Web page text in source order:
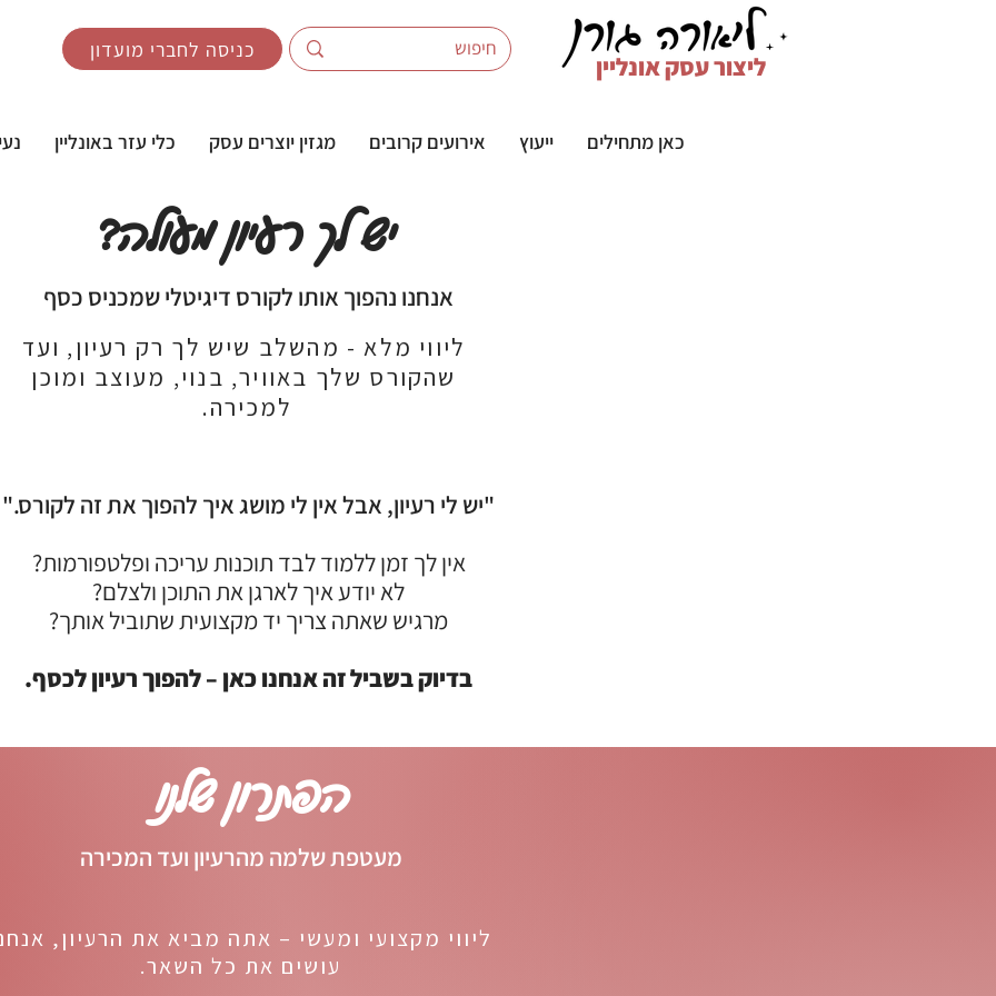
כאן מתחילים ייעוץ אירועים קרובים מגזין יוצרים עסק כלי עזר באונליין
כניסה לחברי מועדון
"יש לי רעיון, אבל אין לי מושג איך להפוך את זה לקורס."
אין לך זמן ללמוד לבד תוכנות עריכה ופלטפורמות?
לא יודע איך לארגן את התוכן ולצלם?
מרגיש שאתה צריך יד מקצועית שתוביל אותך?
בדיוק בשביל זה אנחנו כאן – להפוך רעיון לכסף.
יש לך רעיון מעולה?
אנחנו נהפוך אותו לקורס דיגיטלי שמכניס כסף
ליווי מלא - מהשלב שיש לך רק רעיון, ועד
שהקורס שלך באוויר, בנוי, מעוצב ומוכן
למכירה.
הפתרון שלנו
מעטפת שלמה מהרעיון ועד המכירה
ליווי מקצועי ומעשי – אתה מביא את הרעיון,
עושים את כל השאר.